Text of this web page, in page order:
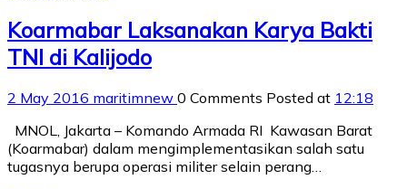
Koarmabar Laksanakan Karya Bakti
TNI di Kalijodo
2 May 2016 maritimnew 0 Comments Posted at 12:18
MNOL, Jakarta – Komando Armada RI Kawasan Barat
(Koarmabar) dalam mengimplementasikan salah satu
tugasnya berupa operasi militer selain perang…